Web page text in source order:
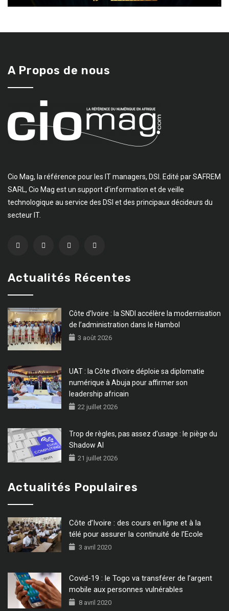
A Propos de nous
Cio Mag, la référence pour les IT managers, DSI. Edité par SAFREM
SARL, Cio Mag est un support d’information et de veille
technologique au service des DSI et des principaux décideurs du
secteur IT.
Actualités Récentes
Côte d’Ivoire : la SNDI accélère la modernisation
de l’administration dans le Hambol
3 août 2026
UAT : la Côte d’Ivoire déploie sa diplomatie
numérique à Abuja pour affirmer son
leadership africain
22 juillet 2026
Trop de règles, pas assez d’usage : le piège du
Shadow AI
21 juillet 2026
Actualités Populaires
Côte d’Ivoire : des cours en ligne et à la
télé pour assurer la continuité de l’Ecole
3 avril 2020
Covid-19 : le Togo va transférer de l’argent
mobile aux personnes vulnérables
8 avril 2020